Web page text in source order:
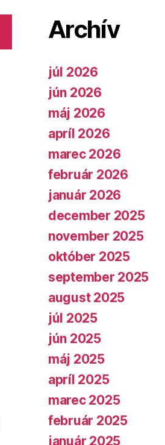
Archív
júl 2026
jún 2026
máj 2026
apríl 2026
marec 2026
február 2026
január 2026
december 2025
november 2025
október 2025
september 2025
august 2025
júl 2025
jún 2025
máj 2025
apríl 2025
marec 2025
február 2025
január 2025